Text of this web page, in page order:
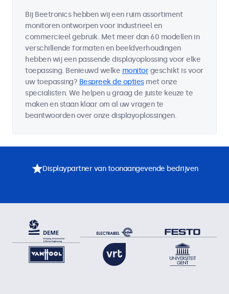
Bij Beetronics hebben wij een ruim assortiment
monitoren ontworpen voor industrieel en
commercieel gebruik. Met meer dan 60 modellen in
verschillende formaten en beeldverhoudingen
hebben wij een passende displayoplossing voor elke
toepassing. Benieuwd welke monitorgeschikt is voor
uw toepassing? Bespreek de optiesmet onze
specialisten. We helpen u graag de juiste keuze te
maken en staan klaar om al uw vragen te
beantwoorden over onze displayoplossingen.
Displaypartner van toonaangevende bedrijven